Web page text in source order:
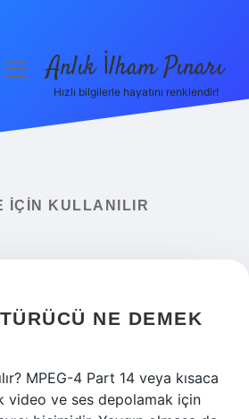
menüyüAnlık İlham Pınarı
Hızlı bilgilerle hayatını renklendir!
IÇIN KULLANILIR
NE DEMEK
MPEG-4 Part 14 veya kısaca
video ve ses depolamak için